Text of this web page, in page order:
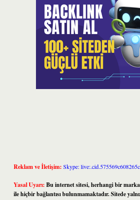
Reklam ve İletişim: Skype:
Yasal Uyarı: Bu internet sitesi, herhangi bir
ile hiçbir bağlantısı bulunmamaktadır. Sitede